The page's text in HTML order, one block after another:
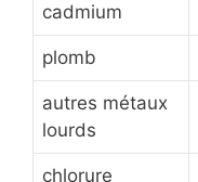
cadmium
plomb
autres métaux
lourds
chlorure